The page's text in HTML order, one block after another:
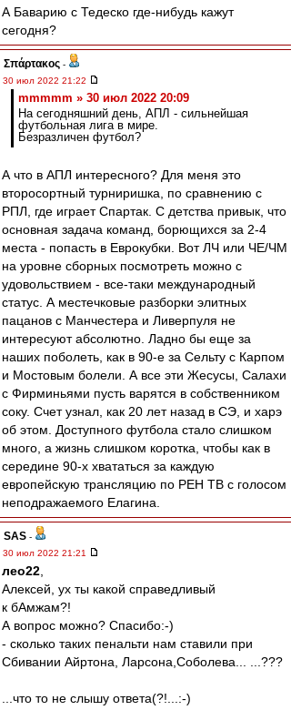
А Баварию с Тедеско где-нибудь кажут
сегодня?
Σπάρτακος -
30 июл 2022 21:22
mmmmm » 30 июл 2022 20:09
На сегодняшний день, АПЛ - сильнейшая
футбольная лига в мире.
Безразличен футбол?
А что в АПЛ интересного? Для меня это
второсортный турниришка, по сравнению с
РПЛ, где играет Спартак. С детства привык, что
основная задача команд, борющихся за 2-4
места - попасть в Еврокубки. Вот ЛЧ или ЧЕ/ЧМ
на уровне сборных посмотреть можно с
удовольствием - все-таки международный
статус. А местечковые разборки элитных
пацанов с Манчестера и Ливерпуля не
интересуют абсолютно. Ладно бы еще за
наших поболеть, как в 90-е за Сельту с Карпом
и Мостовым болели. А все эти Жесусы, Салахи
с Фирминьями пусть варятся в собственником
соку. Счет узнал, как 20 лет назад в СЭ, и харэ
об этом. Доступного футбола стало слишком
много, а жизнь слишком коротка, чтобы как в
середине 90-х хвататься за каждую
европейскую трансляцию по РЕН ТВ с голосом
неподражаемого Елагина.
SAS -
30 июл 2022 21:21
лео22
Алексей, ух ты какой справедливый
к бАмжам?!
А вопрос можно? Спасибо:-)
- сколько таких пенальти нам ставили при
Сбивании Айртона, Ларсона,Соболева... ...???
...что то не слышу ответа(?!...:-)